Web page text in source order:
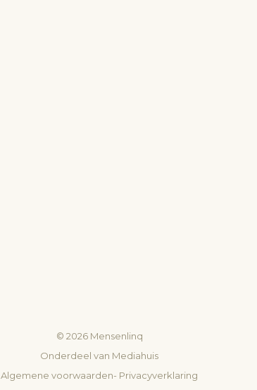
© 2026Mensenlinq
Onderdeel van Mediahuis
Algemene voorwaarden- Privacyverklaring